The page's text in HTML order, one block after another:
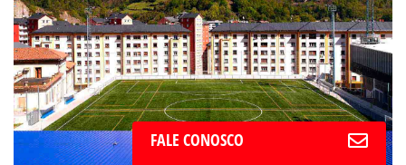
FALE CONOSCO